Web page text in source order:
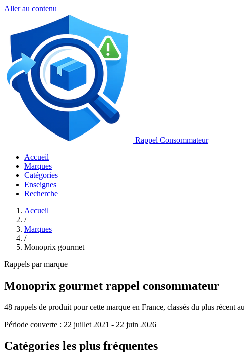
Aller au contenu
Rappel Consommateur
Accueil
Marques
Catégories
Enseignes
Recherche
Accueil
/
Marques
/
Monoprix gourmet
Rappels par marque
Monoprix gourmet rappel consommateur
48 rappels de produit pour cette marque en France, classés du plus récent
Période couverte : 22 juillet 2021 - 22 juin 2026
Catégories les plus fréquentes